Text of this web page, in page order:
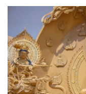
题
公
益
慈
善